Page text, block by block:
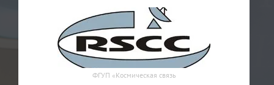
ФГУП «Космическая связь